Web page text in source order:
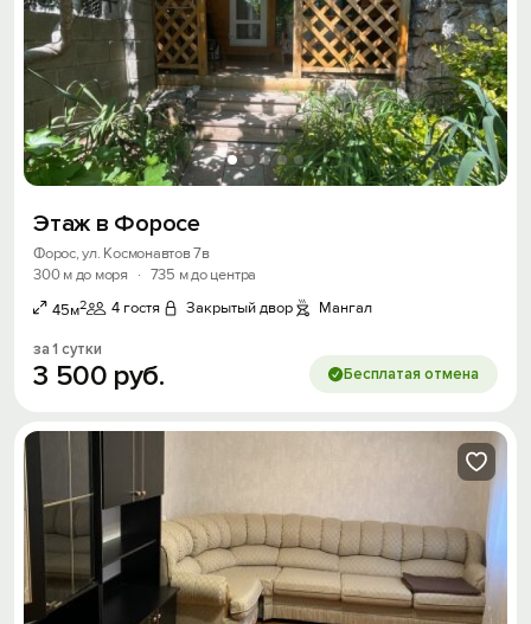
Этаж в Форосе
Форос, ул. Космонавтов 7в
300 м до моря
· 735 м до центра
45м2 4 гостя Закрытый двор Мангал
за 1 сутки
3 500 руб. Бесплатая отмена
Войти или Зарегистрироваться
Войти
Войти с помощью